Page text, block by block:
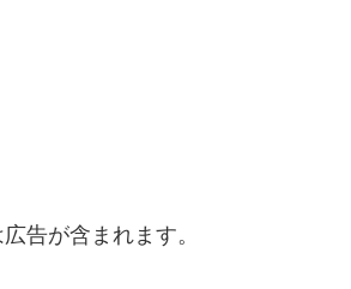
告が含まれます。